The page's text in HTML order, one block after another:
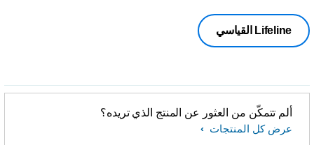
Lifeline القياسي
ألم تتمكّن من العثور عن المنتج الذي تريده؟
عرض كل المنتجات